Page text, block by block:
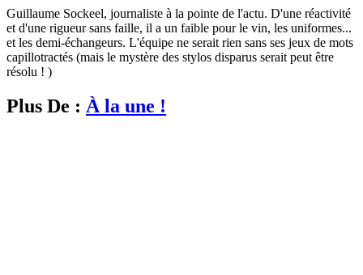
Guillaume Sockeel, journaliste à la pointe de l'actu. D'une réactivité
et d'une rigueur sans faille, il a un faible pour le vin, les uniformes...
et les demi-échangeurs. L'équipe ne serait rien sans ses jeux de mots
capillotractés (mais le mystère des stylos disparus serait peut être
résolu ! )
Plus De : À la une !